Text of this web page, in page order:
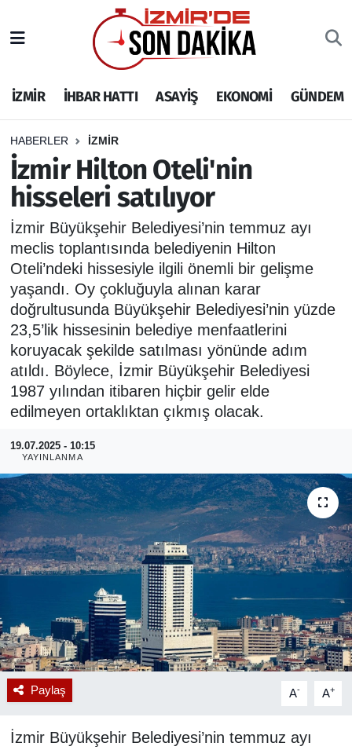
İZMİR İHBAR HATTI ASAYİŞ EKONOMİ GÜNDEM
HABERLER İZMİR
İzmir Hilton Oteli'nin
hisseleri satılıyor
İzmir Büyükşehir Belediyesi’nin temmuz ayı
meclis toplantısında belediyenin Hilton
Oteli’ndeki hissesiyle ilgili önemli bir gelişme
yaşandı. Oy çokluğuyla alınan karar
doğrultusunda Büyükşehir Belediyesi’nin yüzde
23,5’lik hissesinin belediye menfaatlerini
koruyacak şekilde satılması yönünde adım
atıldı. Böylece, İzmir Büyükşehir Belediyesi
1987 yılından itibaren hiçbir gelir elde
edilmeyen ortaklıktan çıkmış olacak.
19.07.2025 - 10:15
YAYINLANMA
Paylaş A- A+
İzmir Büyükşehir Belediyesi’nin temmuz ayı
İHBAR HATTI
DEPREM
GENEL
EKONOMİ
SİYASET
SPOR
ASAYİŞ
RESMİ REKLAM
İzmir Nöbetçi Eczaneler
İzmir Hava Durumu
İzmir Namaz Vakitleri
İzmir Trafik Yoğunluk Haritası
Puan Durumu ve Fikstür
Tüm Manşetler
Son Dakika Haberleri
Haber Arşivi